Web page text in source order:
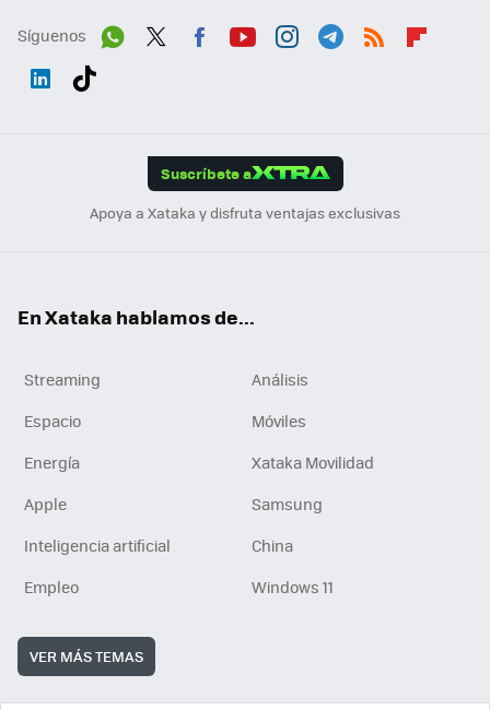
Síguenos
Suscríbete a
Apoya a Xataka y disfruta ventajas exclusivas
En Xataka hablamos de...
Streaming
Análisis
Espacio
Móviles
Energía
Xataka Movilidad
Apple
Samsung
Inteligencia artificial
China
Empleo
Windows 11
VER MÁS TEMAS